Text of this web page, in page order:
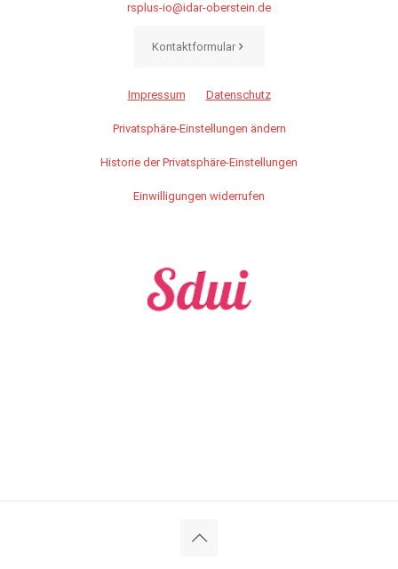
rsplus-io@idar-oberstein.de
Kontaktformular
Impressum Datenschutz
Privatsphäre-Einstellungen ändern
Historie der Privatsphäre-Einstellungen
Einwilligungen widerrufen